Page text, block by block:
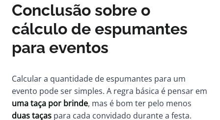
Conclusão sobre o
cálculo de espumantes
para eventos
Calcular a quantidade de espumantes para um
evento pode ser simples. A regra básica é pensar em
uma taça por brinde, mas é bom ter pelo menos
duas taças para cada convidado durante a festa.